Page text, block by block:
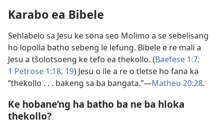
Karabo ea Bibele
Sehlabelo sa Jesu ke sona seo Molimo a se sebelisang
ho lopolla batho sebeng le lefung. Bibele e re mali a
Jesu a tšolotsoeng ke tefo ea thekollo. (Baefese 1:7;
1 Petrose 1:​18, 19) Jesu o ile a re o tletse ho fana ka
“thekollo . . . bakeng sa ba bangata.”​—Matheu 20:28.
Ke hobane’ng ha batho ba ne ba hloka
thekollo?